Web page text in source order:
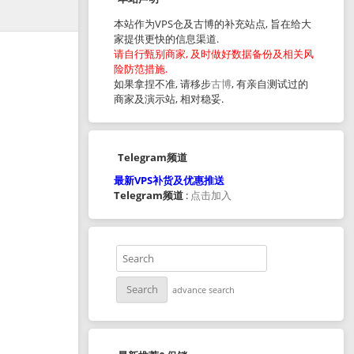
本站作为VPS仓及古博的补充站点, 旨在给大
家提供更快的信息渠道.
请自行甄别商家, 及时做好数据备份及相关风
险防范措施.
如果拿捏不准, 请移步古博, 有亲自测试过的
商家及演示站, 相对稳妥.
Telegram频道
最新VPS补货及优惠推送
Telegram频道 : 点击加入
advance search